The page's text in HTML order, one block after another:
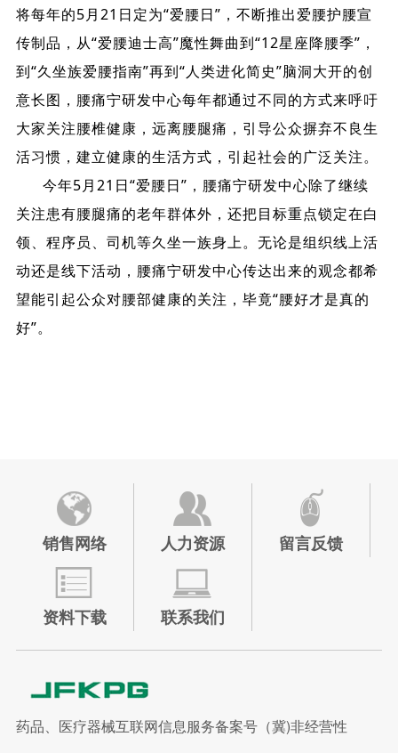
将每年的5月21日定为“爱腰日”，不断推出爱腰护腰宣
传制品，从“爱腰迪士高”魔性舞曲到“12星座降腰季”，
到“久坐族爱腰指南”再到“人类进化简史”脑洞大开的创
意长图，腰痛宁研发中心每年都通过不同的方式来呼吁
大家关注腰椎健康，远离腰腿痛，引导公众摒弃不良生
活习惯，建立健康的生活方式，引起社会的广泛关注。
今年5月21日“爱腰日”，腰痛宁研发中心除了继续
关注患有腰腿痛的老年群体外，还把目标重点锁定在白
领、程序员、司机等久坐一族身上。无论是组织线上活
动还是线下活动，腰痛宁研发中心传达出来的观念都希
望能引起公众对腰部健康的关注，毕竟“腰好才是真的
好”。
销售网络 人力资源 留言反馈
资料下载 联系我们
药品、医疗器械互联网信息服务备案号（冀)非经营性